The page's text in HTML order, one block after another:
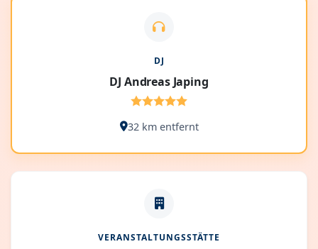
DJ
DJ Andreas Japing
32 km entfernt
VERANSTALTUNGSSTÄTTE